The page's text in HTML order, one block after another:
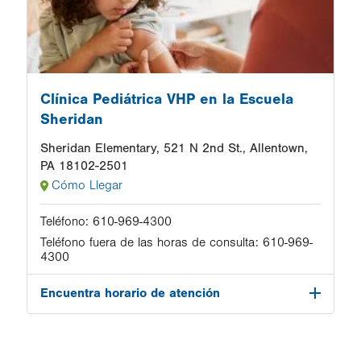
Clínica Pediátrica VHP en la Escuela
Sheridan
Sheridan Elementary, 521 N 2nd St., Allentown,
PA 18102-2501
Cómo Llegar
Teléfono: 610-969-4300
Teléfono fuera de las horas de consulta: 610-969-
4300
Encuentra horario de atención